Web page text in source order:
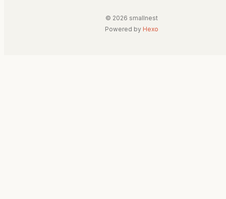
© 2026 smallnest
Powered by Hexo